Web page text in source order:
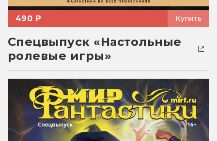
490 ₽ Купить
Спецвыпуск «Настольные
ролевые игры»